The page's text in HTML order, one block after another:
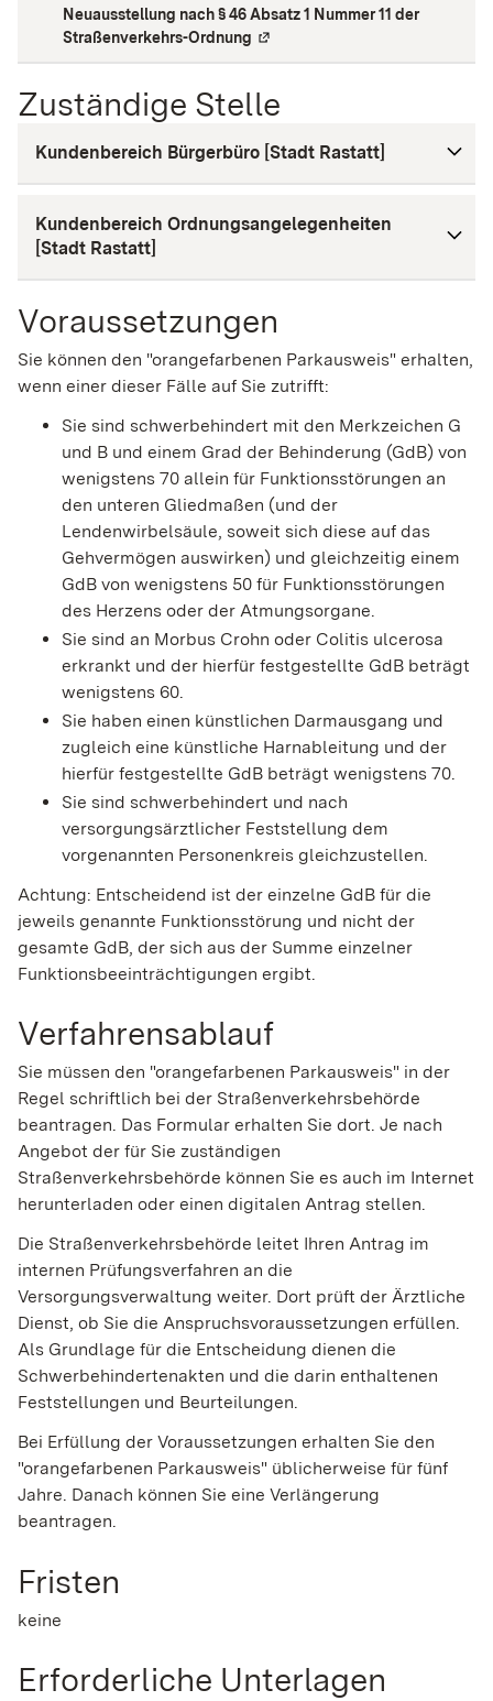
Neuausstellung nach § 46 Absatz 1 Nummer 11 der
Straßenverkehrs-Ordnung Externe Verlinkung
Zuständige Stelle
Kundenbereich Bürgerbüro [Stadt Rastatt]
Kundenbereich Ordnungsangelegenheiten
[Stadt Rastatt]
Voraussetzungen
Sie können den "orangefarbenen Parkausweis" erhalten,
wenn einer dieser Fälle auf Sie zutrifft:
Sie sind schwerbehindert mit den Merkzeichen G
und B und einem Grad der Behinderung (GdB) von
wenigstens 70 allein für Funktionsstörungen an
den unteren Gliedmaßen (und der
Lendenwirbelsäule, soweit sich diese auf das
Gehvermögen auswirken) und gleichzeitig einem
GdB von wenigstens 50 für Funktionsstörungen
des Herzens oder der Atmungsorgane.
Sie sind an Morbus Crohn oder Colitis ulcerosa
erkrankt und der hierfür festgestellte GdB beträgt
wenigstens 60.
Sie haben einen künstlichen Darmausgang und
zugleich eine künstliche Harnableitung und der
hierfür festgestellte GdB beträgt wenigstens 70.
Sie sind schwerbehindert und nach
versorgungsärztlicher Feststellung dem
vorgenannten Personenkreis gleichzustellen.
Achtung: Entscheidend ist der einzelne GdB für die
jeweils genannte Funktionsstörung und nicht der
gesamte GdB, der sich aus der Summe einzelner
Funktionsbeeinträchtigungen ergibt.
Verfahrensablauf
Sie müssen den "orangefarbenen Parkausweis" in der
Regel schriftlich bei der Straßenverkehrsbehörde
beantragen. Das Formular erhalten Sie dort. Je nach
Angebot der für Sie zuständigen
Straßenverkehrsbehörde können Sie es auch im Internet
herunterladen oder einen digitalen Antrag stellen.
Die Straßenverkehrsbehörde leitet Ihren Antrag im
internen Prüfungsverfahren an die
Versorgungsverwaltung weiter. Dort prüft der Ärztliche
Dienst, ob Sie die Anspruchsvoraussetzungen erfüllen.
Als Grundlage für die Entscheidung dienen die
Schwerbehindertenakten und die darin enthaltenen
Feststellungen und Beurteilungen.
Bei Erfüllung der Voraussetzungen erhalten Sie den
"orangefarbenen Parkausweis" üblicherweise für fünf
Jahre. Danach können Sie eine Verlängerung
beantragen.
Fristen
keine
Erforderliche Unterlagen